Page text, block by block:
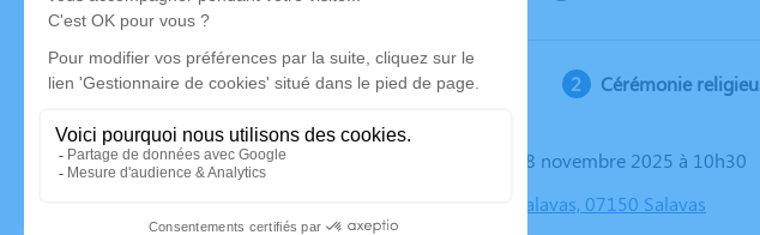
Cérémonie
Le mardi 18 novembre 2025 à 10h30
Église de Salavas, 07150 Salavas